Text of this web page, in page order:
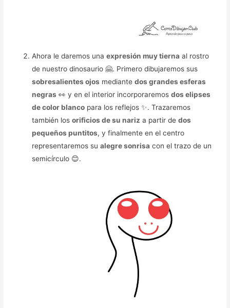
Ahora le daremos unaexpresión muy tierna al rostro
de nuestro dinosaurio 🤗. Primero dibujaremos sus
sobresalientes ojos mediantedos grandes esferas
negras 👀 y en el interior incorporaremosdos elipses
de color blanco para los reflejos ✨. Trazaremos
también losorificios de su nariz a partir dedos
pequeños puntitos, y finalmente en el centro
representaremos sualegre sonrisa con el trazo de un
semicírculo 😊.